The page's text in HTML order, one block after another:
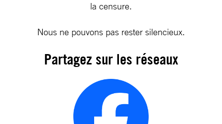
la censure.
Nous ne pouvons pas rester silencieux.
Partagez sur les réseaux